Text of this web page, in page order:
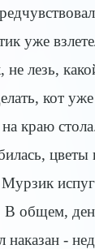
уже
лезь,
кот
на краю
цветы
общем,
наказан -